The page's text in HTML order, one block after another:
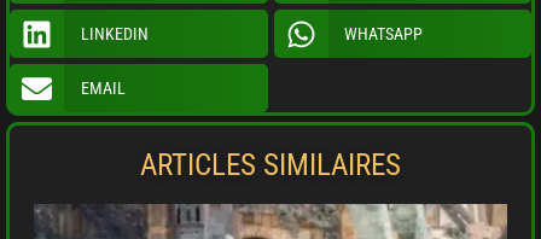
LINKEDIN WHATSAPP
EMAIL
ARTICLES SIMILAIRES